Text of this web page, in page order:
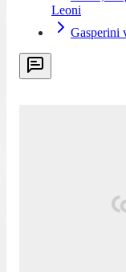
Leoni
Gasperini